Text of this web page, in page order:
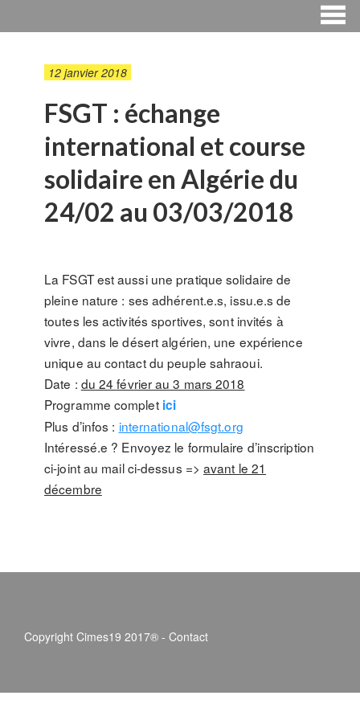
12 janvier 2018
FSGT : échange
international et course
solidaire en Algérie du
24/02 au 03/03/2018
La FSGT est aussi une pratique solidaire de
pleine nature : ses adhérent.e.s, issu.e.s de
toutes les activités sportives, sont invités à
vivre, dans le désert algérien, une expérience
unique au contact du peuple sahraoui.
Date : du 24 février au 3 mars 2018
Programme complet ici
Plus d’infos : international@fsgt.org
Intéressé.e ? Envoyez le formulaire d’inscription
ci-joint au mail ci-dessus =>avant le 21
décembre
Copyright Cimes19 2017® - Contact